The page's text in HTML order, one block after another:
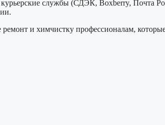
курьерские службы (СДЭК, Boxberry, Почта
ремонт и химчистку профессионалам,